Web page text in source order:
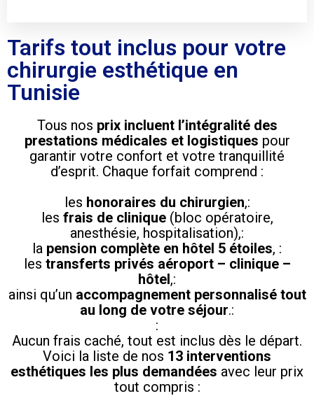
Tarifs tout inclus pour votre
chirurgie esthétique en
Tunisie
Tous nos prix incluent l’intégralité des
prestations médicales et logistiques pour
garantir votre confort et votre tranquillité
d’esprit. Chaque forfait comprend :
les honoraires du chirurgien,:
les frais de clinique(bloc opératoire,
anesthésie, hospitalisation),:
la pension complète en hôtel 5 étoiles, :
les transferts privés aéroport – clinique –
hôtel,:
ainsi qu’un accompagnement personnalisé tout
au long de votre séjour.:
:
Aucun frais caché, tout est inclus dès le départ.
Voici la liste de nos 13 interventions
esthétiques les plus demandées avec leur prix
tout compris :